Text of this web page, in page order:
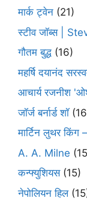
मार्क ट्वेन (21)
स्टीव जॉब्स |
गौतम बुद्ध (16)
महर्षि दयानंद
आचार्य रजनीश
जॉर्ज बर्नार्ड शॉ
मार्टिन लुथर किंग
A. A. Milne
कन्फ्युशियस(15)
नेपोलियन हिल